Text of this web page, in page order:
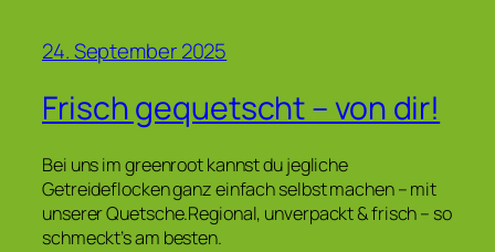
24. September 2025
Frisch gequetscht – von dir!
Bei uns im greenroot kannst du jegliche
Getreideflocken ganz einfach selbst machen – mit
unserer Quetsche.Regional, unverpackt & frisch – so
schmeckt’s am besten.